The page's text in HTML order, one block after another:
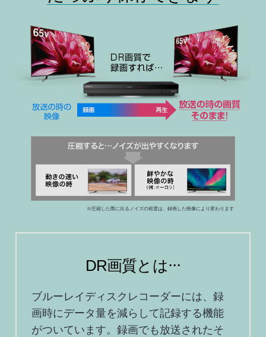
※圧縮した際に出るノイズの程度は、録画した映像により変わります
DR画質とは⋅⋅⋅
ブルーレイディスクレコーダーには、録
画時にデータ量を減らして記録する機能
がついています。録画でも放送されたそ